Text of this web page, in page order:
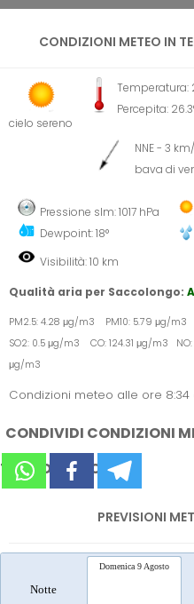
CONDIZIONI METEO IN
cielo sereno
Temperatura:
Percepita:
NNE - 3
bava di
Pressione slm: 1017 hPa
Dewpoint: 18°
Visibilità: 10 km
Qualità aria per Saccolongo:
PM2.5: 4.28 μg/m3 PM10: 5.79 μg/
SO2: 0.5 μg/m3 CO: 124.31 μg/m3
μg/m3
Condizioni meteo alle ore
CONDIVIDI CONDIZIONI
TEMPO SUI SOCIAL
PREVISIONI
Notte
Domenica 9 Agosto